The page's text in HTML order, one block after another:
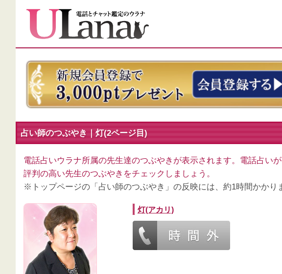
占い師のつぶやき｜灯(2ページ目)
電話占いウラナ所属の先生達のつぶやきが表示されます。電話占い
評判の高い先生のつぶやきをチェックしましょう。
※トップページの「占い師のつぶやき」の反映には、約1時間かかり
灯(アカリ)